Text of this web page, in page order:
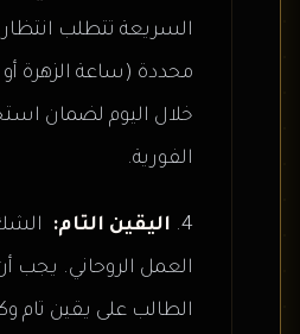
السريعة تتطلب
محددة (ساعة الزهرة
خلال اليوم لضمان
الفورية.
اليقين التام:
العمل الروحاني. يجب
الطالب على يقين تام